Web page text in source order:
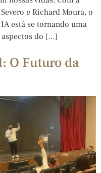
e Richard Moura, o
está se tornando uma
do […]
O Futuro da